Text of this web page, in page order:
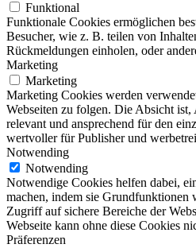
Funktional
Funktionale Cookies ermöglichen
Besucher, wie z. B. teilen von
Rückmeldungen einholen, oder
Marketing
Marketing
Marketing Cookies werden
Webseiten zu folgen. Die Absicht ist,
relevant und ansprechend für den
wertvoller für Publisher und
Notwending
Notwending
Notwendige Cookies helfen dabei,
machen, indem sie Grundfunktionen
Zugriff auf sichere Bereiche der
Webseite kann ohne diese Cookies
Präferenzen